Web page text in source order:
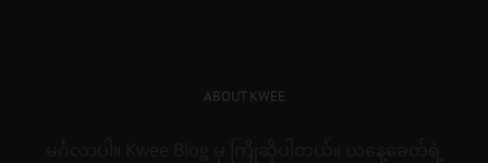
ABOUT KWEE